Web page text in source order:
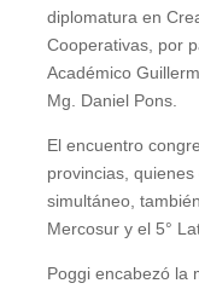
diplomatura en
Cooperativas, por
Académico
Mg. Daniel Pons.
El encuentro
provincias,
simultáneo,
Mercosur y el 5°
Poggi encabezó la